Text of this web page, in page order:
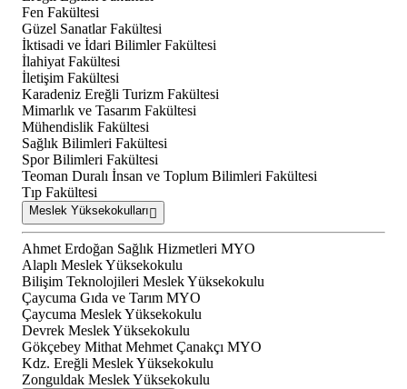
Fen Fakültesi
Güzel Sanatlar Fakültesi
İktisadi ve İdari Bilimler Fakültesi
İlahiyat Fakültesi
İletişim Fakültesi
Karadeniz Ereğli Turizm Fakültesi
Mimarlık ve Tasarım Fakültesi
Mühendislik Fakültesi
Sağlık Bilimleri Fakültesi
Spor Bilimleri Fakültesi
Teoman Duralı İnsan ve Toplum Bilimleri Fakültesi
Tıp Fakültesi
Meslek Yüksekokulları
Ahmet Erdoğan Sağlık Hizmetleri MYO
Alaplı Meslek Yüksekokulu
Bilişim Teknolojileri Meslek Yüksekokulu
Çaycuma Gıda ve Tarım MYO
Çaycuma Meslek Yüksekokulu
Devrek Meslek Yüksekokulu
Gökçebey Mithat Mehmet Çanakçı MYO
Kdz. Ereğli Meslek Yüksekokulu
Zonguldak Meslek Yüksekokulu